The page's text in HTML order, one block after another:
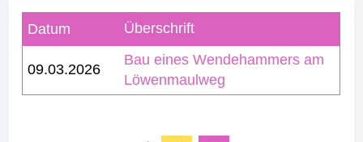
Datum Überschrift
09.03.2026
Bau eines Wendehammers am
Löwenmaulweg